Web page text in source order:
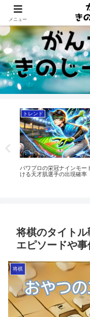
トレンド
パワプロの栄冠ナインモー
ける天才肌選手の出現確率
将棋のタイト
エピソードや事
将棋
メニュー